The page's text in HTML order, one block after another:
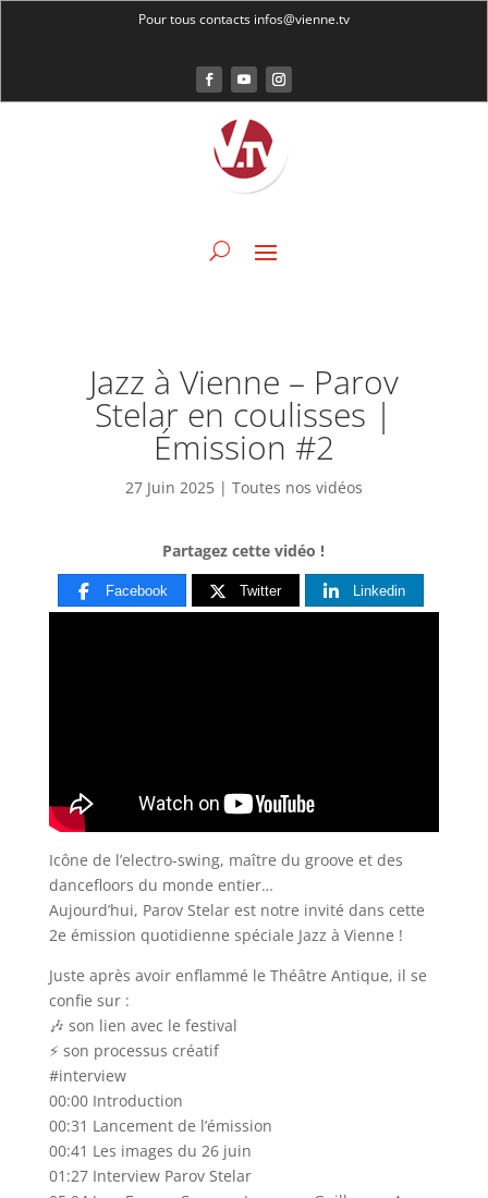
Pour tous contacts infos@vienne.tv
Jazz à Vienne – Parov
Stelar en coulisses |
Émission #2
27 Juin 2025| Toutes nos vidéos
Partagez cette vidéo !
Facebook Twitter Linkedin
Icône de l’electro-swing, maître du groove et des
dancefloors du monde entier…
Aujourd’hui, Parov Stelar est notre invité dans cette
2e émission quotidienne spéciale Jazz à Vienne !
Juste après avoir enflammé le Théâtre Antique, il se
confie sur :
🎶 son lien avec le festival
⚡ son processus créatif
#interview
00:00 Introduction
00:31 Lancement de l’émission
00:41 Les images du 26 juin
01:27 Interview Parov Stelar